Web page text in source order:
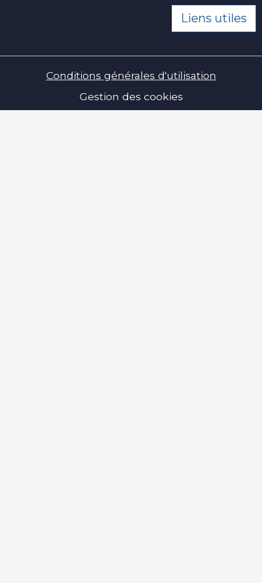
Liens utiles
Conditions générales d'utilisation
Gestion des cookies